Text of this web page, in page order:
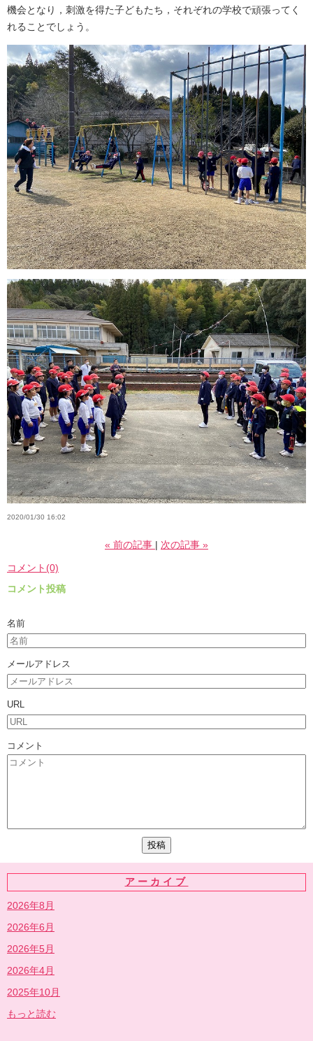
機会となり，刺激を得た子どもたち，それぞれの学校で頑張ってく
れることでしょう。
2020/01/30 16:02
« 前の記事 次の記事 »
コメント(0)
コメント投稿
名前
メールアドレス
URL
コメント
アーカイブ
2026年8月
2026年6月
2026年5月
2026年4月
2025年10月
もっと読む